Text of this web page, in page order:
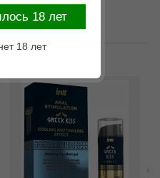
18 лет
18 лет